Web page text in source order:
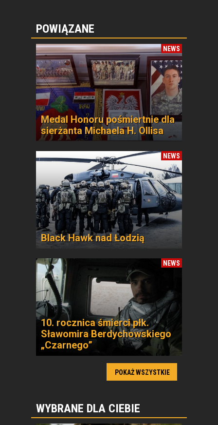
POWIĄZANE
NEWS
Medal Honoru pośmiertnie dla
sierżanta Michaela H. Ollisa
NEWS
Black Hawk nad Łodzią
NEWS
10. rocznica śmierci płk.
Sławomira Berdychowskiego
„Czarnego”
POKAŻ WSZYSTKIE
WYBRANE DLA CIEBIE